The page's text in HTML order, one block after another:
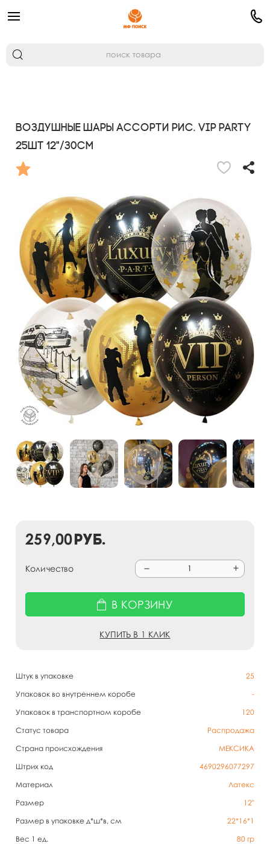
Воздушные шары ассорти рис. VIP Party
25шт 12"/30см
Штук в упаковке
25
Упаковок во внутреннем коробе
-
Упаковок в транспортном коробе
120
Статус товара
Распродажа
Страна происхождения
МЕКСИКА
Штрих код
4690296077297
Материал
Латекс
Размер
12"
Размер в упаковке д*ш*в, см
22*16*1
Вес 1 ед.
80 гр
259,00руб.
Количество
В КОРЗИНУ
КУПИТЬ В 1 КЛИК